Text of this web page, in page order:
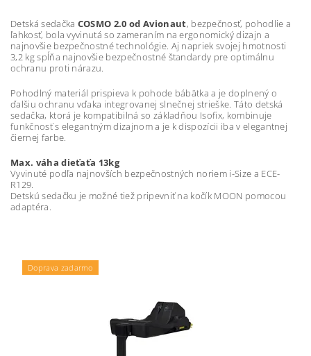
Detská sedačka COSMO 2.0 od Avionaut, bezpečnosť, pohodlie a
ľahkosť, bola vyvinutá so zameraním na ergonomický dizajn a
najnovšie bezpečnostné technológie. Aj napriek svojej hmotnosti
3,2 kg spĺňa najnovšie bezpečnostné štandardy pre optimálnu
ochranu proti nárazu.
Pohodlný materiál prispieva k pohode bábätka a je doplnený o
ďalšiu ochranu vďaka integrovanej slnečnej strieške. Táto detská
sedačka, ktorá je kompatibilná so základňou Isofix, kombinuje
funkčnosť s elegantným dizajnom a je k dispozícii iba v elegantnej
čiernej farbe.
Max. váha dieťaťa 13kg
Vyvinuté podľa najnovších bezpečnostných noriem i-Size a ECE-
R129.
Detskú sedačku je možné tiež pripevniť na kočík MOON pomocou
adaptéra.
Doprava zadarmo